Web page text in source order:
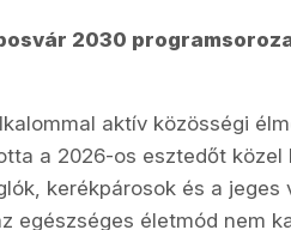
2030
aktív közösségi
a 2026-os esztedőt
kerékpárosok és a
egészséges életmód nem